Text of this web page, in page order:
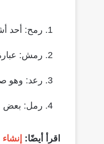
رمح: أحد
رمش:
رعد: وهو
رمل: بعض
اقرأ أيضًا: